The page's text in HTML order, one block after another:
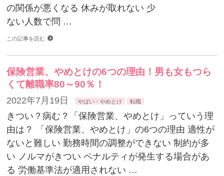
の関係が悪くなる 休みが取れない 少
ない人数で問 …
この記事を読む
保険営業、やめとけの6つの理由！男も女もつら
くて離職率80～90％！
2022年7月19日 やばい・やめとけ 転職
きつい？病む？「保険営業、やめとけ」っていう理
由は？ 「保険営業、やめとけ」の6つの理由 適性が
ないと難しい 勤務時間の調整ができない 制約が多
い ノルマがきつい ペナルティが発生する場合があ
る 労働基準法が適用されない …